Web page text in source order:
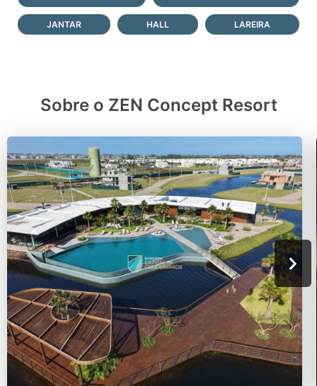
JANTAR HALL LAREIRA
Sobre o ZEN Concept Resort